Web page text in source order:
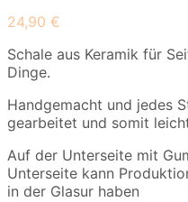
24,90 €
Schale aus Keramik für
Dinge.
Handgemacht und jedes
gearbeitet und somit
Auf der Unterseite mit
Unterseite kann
in der Glasur haben